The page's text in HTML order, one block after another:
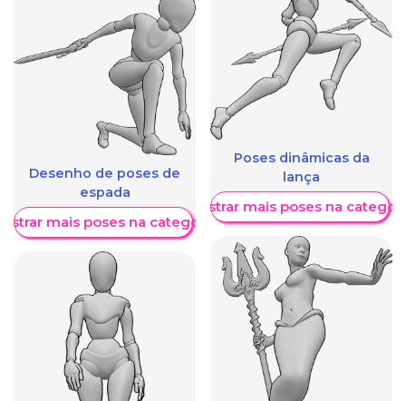
Desenho de poses de
espada
mais poses na categoria
Poses dinâmicas da
lança
Mostrar mais poses na